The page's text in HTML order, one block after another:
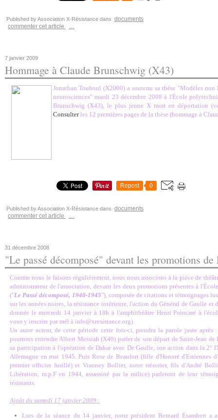
Published by Association X-Résistance dans documents
commenter cet article
…
7 janvier 2009
Hommage à Claude Brunschwig (X43)
Jonathan Touboul (X2000) a soutenu sa thèse "Modéles non
neurosciences" mardi 23 décembre 2008 à l'École
Brunschwig (X43), le plus jeune X mort en déportation
Consulterles 12 premières pages de la thèse (hommage à
Repost 0
Published by Association X-Résistance dans documents
commenter cet article
…
31 décembre 2008
"Le passé décomposé" devant les promotions
Comme nous le faisons régulièrement, nous nous associons à la pièce de
administrateur de l'association, devant les deux promotions présentes à
("Le Passé décomposé, 1940-1945"), composée de citations et témoignages
sur les années noires, la résistance intérieure, l'action du Général de Gaulle et
donnée le mercredi 14 janvier à 18h à l'amphithéâtre Henri Poincaré à
vous y inscrire par mél à info@xresistance.org).
Un autre acteur, de cette période cette fois-ci, prendra la parole juste après
pourrons entendre Albert Messiah (X40) parler de son départ de Saint-Jean
sa participation à l'opréation de Dakar avec De Gaulle, son action dans la 2°
Allemagne en mai 1945. Puis Rose de Beaufort (fille d'Honoré d'Estiennes
premier officier fusillé) et Vianney Bollier, notre trésorier, fils d'André
Libération, m.p.F en 1944, assassiné par la milice) parleront de leur
résistants.
Ajoût du samedi 17 janvier 2009 :
Lors de la séance du 14 janvier, notre président Bernard Esambert a